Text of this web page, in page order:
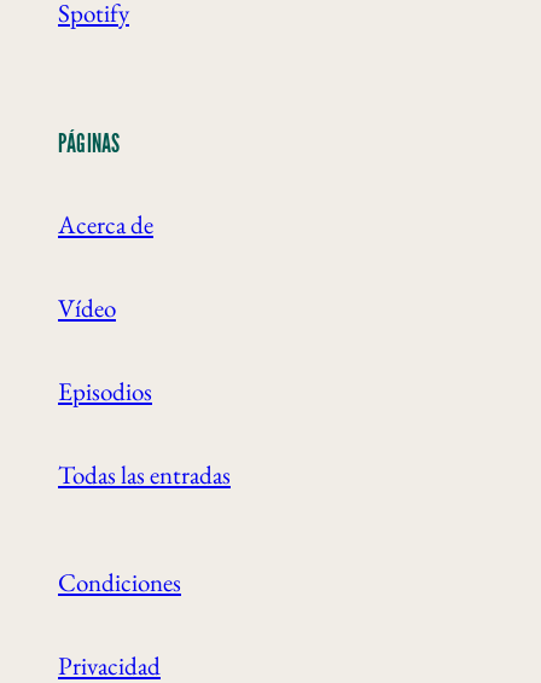
Spotify
PÁGINAS
Acerca de
Vídeo
Episodios
Todas las entradas
Condiciones
Privacidad